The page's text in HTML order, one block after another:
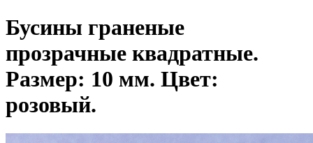
Бусины граненые
прозрачные квадратные.
Размер: 10 мм. Цвет:
розовый.